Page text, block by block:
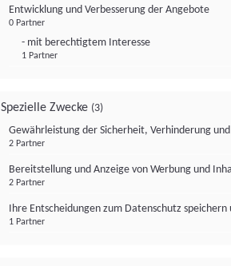
Entwicklung und Verbesserung der Angebote
0 Partner
- mit berechtigtem Interesse
1 Partner
Spezielle Zwecke (3)
Gewährleistung der Sicherheit, Verhinderung
2 Partner
Bereitstellung und Anzeige von Werbung und
2 Partner
Ihre Entscheidungen zum Datenschutz
1 Partner